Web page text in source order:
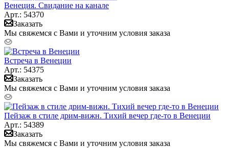
Венеция. Свидание на канале
Арт.: 54370
Заказать
Мы свяжемся с Вами и уточним условия заказа
Встреча в Венеции
Арт.: 54375
Заказать
Мы свяжемся с Вами и уточним условия заказа
Пейзаж в стиле дрим-вижн. Тихий вечер где-то в Венеции
Арт.: 54389
Заказать
Мы свяжемся с Вами и уточним условия заказа